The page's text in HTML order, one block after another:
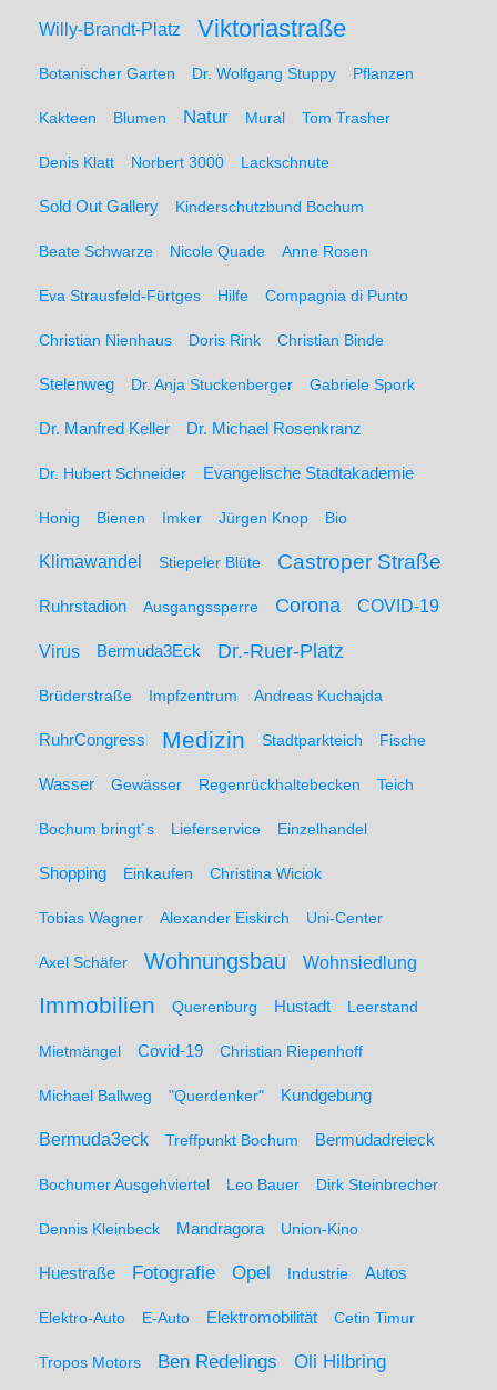
Willy-Brandt-Platz Viktoriastraße
Botanischer Garten Dr. Wolfgang Stuppy Pflanzen
Kakteen Blumen Natur Mural Tom Trasher
Denis Klatt Norbert 3000 Lackschnute
Sold Out Gallery Kinderschutzbund Bochum
Beate Schwarze Nicole Quade Anne Rosen
Eva Strausfeld-Fürtges Hilfe Compagnia di Punto
Christian Nienhaus Doris Rink Christian Binde
Stelenweg Dr. Anja Stuckenberger Gabriele Spork
Dr. Manfred Keller Dr. Michael Rosenkranz
Dr. Hubert Schneider Evangelische Stadtakademie
Honig Bienen Imker Jürgen Knop Bio
Klimawandel Stiepeler Blüte Castroper Straße
Ruhrstadion Ausgangssperre Corona COVID-19
Virus Bermuda3Eck Dr.-Ruer-Platz
Brüderstraße Impfzentrum Andreas Kuchajda
RuhrCongress Medizin Stadtparkteich Fische
Wasser Gewässer Regenrückhaltebecken Teich
Bochum bringt´s Lieferservice Einzelhandel
Shopping Einkaufen Christina Wiciok
Tobias Wagner Alexander Eiskirch Uni-Center
Axel Schäfer Wohnungsbau Wohnsiedlung
Immobilien Querenburg Hustadt Leerstand
Mietmängel Covid-19 Christian Riepenhoff
Michael Ballweg "Querdenker" Kundgebung
Bermuda3eck Treffpunkt Bochum Bermudadreieck
Bochumer Ausgehviertel Leo Bauer Dirk Steinbrecher
Dennis Kleinbeck Mandragora Union-Kino
Huestraße Fotografie Opel Industrie Autos
Elektro-Auto E-Auto Elektromobilität Cetin Timur
Tropos Motors Ben Redelings Oli Hilbring